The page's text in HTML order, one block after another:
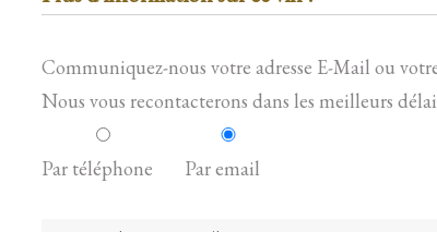
Communiquez-nous votre adresse E-Mail ou
Nous vous recontacterons dans les meilleurs
Par téléphone Par email